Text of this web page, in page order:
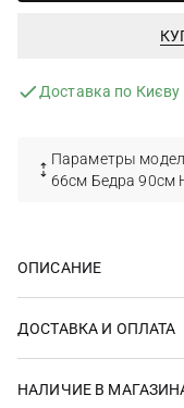
Доставка по Києву
Параметры
66см Бедра 90см
ОПИСАНИЕ
ДОСТАВКА И ОПЛАТА
НАЛИЧИЕ В